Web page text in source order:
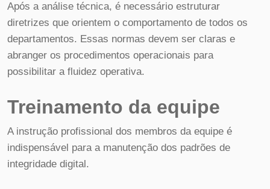
Após a análise técnica, é necessário estruturar
diretrizes que orientem o comportamento de todos os
departamentos. Essas normas devem ser claras e
abranger os procedimentos operacionais para
possibilitar a fluidez operativa.
Treinamento da equipe
A instrução profissional dos membros da equipe é
indispensável para a manutenção dos padrões de
integridade digital.